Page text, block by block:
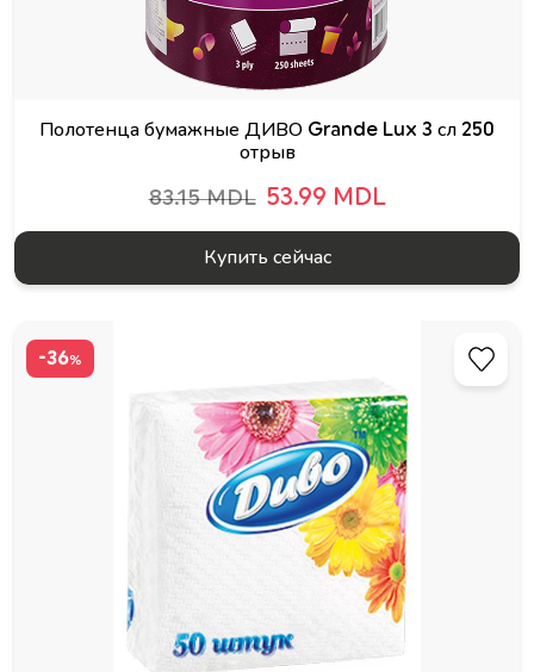
Полотенца бумажные ДИВО Grande Lux 3 сл 250
отрыв
83.15 MDL 53.99 MDL
Купить сейчас
-36%